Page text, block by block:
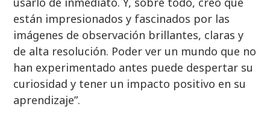
están impresionados y fascinados por las
imágenes de observación brillantes, claras y
de alta resolución. Poder ver un mundo que no
han experimentado antes puede despertar su
curiosidad y tener un impacto positivo en su
aprendizaje”.